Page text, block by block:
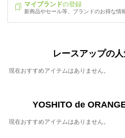
マイブランドの登録
新商品やセール等、ブランドのお得な情
レースアップの
現在おすすめアイテムはありません。
YOSHITO de
現在おすすめアイテムはありません。